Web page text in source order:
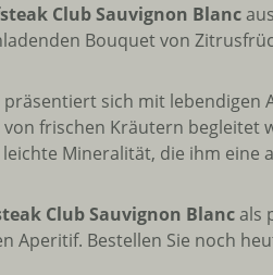
Club Sauvignon Blanc
Bouquet von
präsentiert sich mit
frischen Kräutern begleitet
Mineralität, die ihm eine
Club Sauvignon Blancals
Aperitif. Bestellen Sie noch